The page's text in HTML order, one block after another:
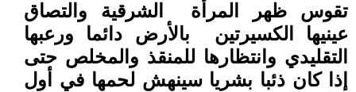
تقوس ظهر المرأة
الشرقية والتصاق
عينيها الكسيرتين
بالأرض دائما ورعبها
التقليدي وانتظارها للمنقذ والمخلص حتى
إذا كان ذئبا بشريا سينهش لحمها في أول